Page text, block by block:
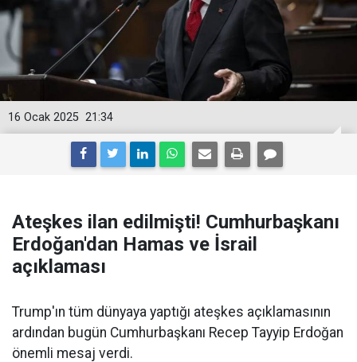
21:34
16 Ocak 2025
Ateşkes ilan edilmişti! Cumhurbaşkanı
Erdoğan'dan Hamas ve İsrail
açıklaması
Trump'ın tüm dünyaya yaptığı ateşkes açıklamasının
ardından bugün Cumhurbaşkanı Recep Tayyip Erdoğan
önemli mesaj verdi.